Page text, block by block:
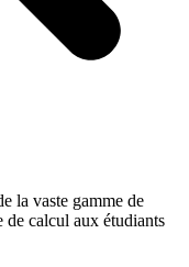
la vaste gamme de
de calcul aux étudiants